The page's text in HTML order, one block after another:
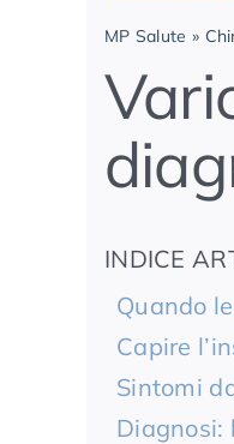
MP Salute »
INDICE
Quando
Capire
Sintomi
Diagnosi: